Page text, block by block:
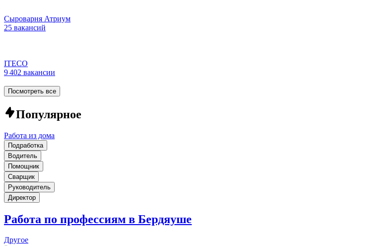
Сыроварня Атриум
25 вакансий
ITECO
9 402 вакансии
Посмотреть все
Популярное
Работа из дома
Подработка
Водитель
Помощник
Сварщик
Руководитель
Директор
Работа по профессиям в Бердяуше
Другое